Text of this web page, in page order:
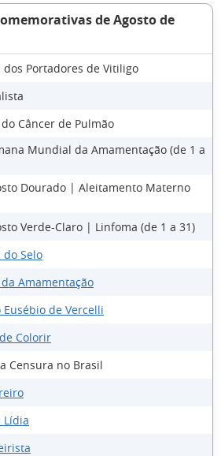
de Agosto de
dos Portadores de Vitiligo
Câncer de Pulmão
Mundial da Amamentação (de 1 a
Dourado | Aleitamento Materno
Verde-Claro | Linfoma (de 1 a 31)
do Selo
Amamentação
Eusébio de Vercelli
Colorir
Censura no Brasil
Lídia